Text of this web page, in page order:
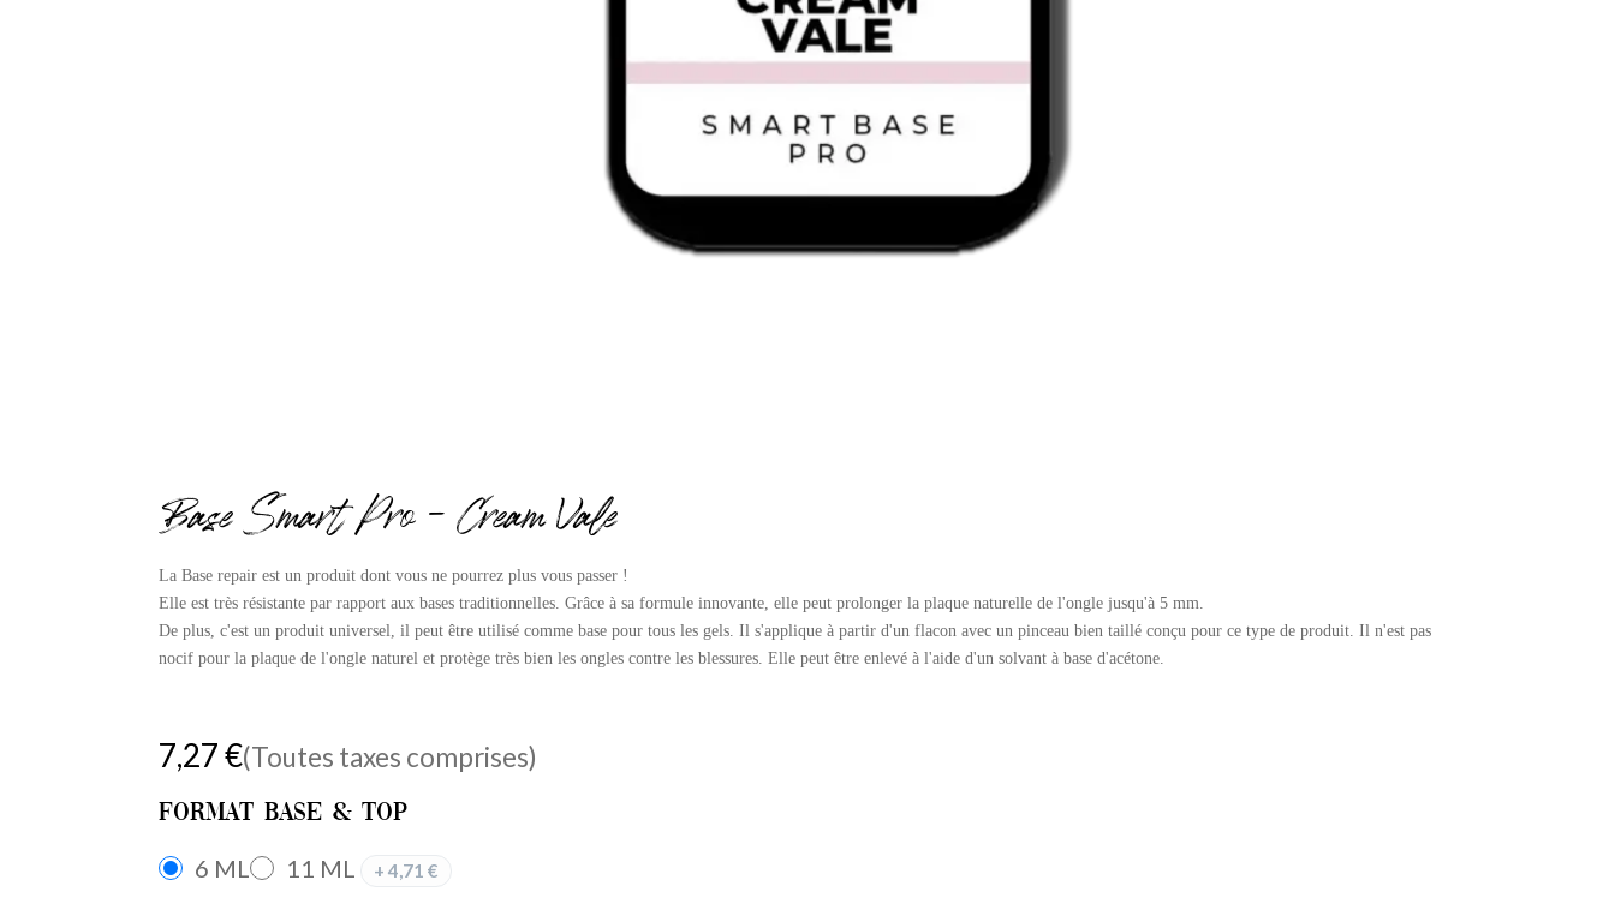
Base Smart Pro - Cream Vale
La Base repair est un produit dont vous ne pourrez plus vous passer !
Elle est très résistante par rapport aux bases traditionnelles. Grâce à sa formule innovante, elle peut prolonger la plaque naturelle de l'ongle jusqu'à 5 mm.
De plus, c'est un produit universel, il peut être utilisé comme base pour tous les gels. Il s'applique à partir d'un flacon avec un pinceau bien taillé conçu pour ce type de produit. Il n'est pas
nocif pour la plaque de l'ongle naturel et protège très bien les ongles contre les blessures. Elle peut être enlevé à l'aide d'un solvant à base d'acétone.
7,27€(Toutes taxes comprises)
Format Base & Top
6 ML 11 ML + 4,71 €